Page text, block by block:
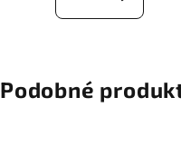
Podobné